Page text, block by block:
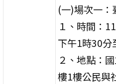
(一)場次一：
１、時間：
下午1時30分
２、地點：
樓1樓公民與